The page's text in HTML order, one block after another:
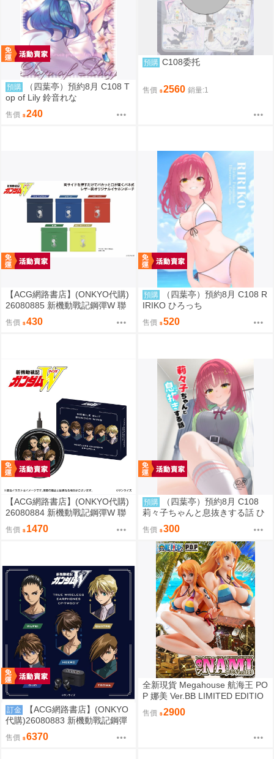
預購
（四葉亭）預約8月 C108 T
op of Lily 鈴音れな
售價 240
預購 C108委托
售價 2560 銷量:1
【ACG網路書店】(ONKYO代購)
26080885 新機動戰記鋼彈W 聯
名耳機 收納包
售價 430
預購
（四葉亭）預約8月 C108 R
IRIKO ひろっち
售價 520
【ACG網路書店】(ONKYO代購)
26080884 新機動戰記鋼彈W 聯
名耳機 專屬充電器
售價 1470
預購
（四葉亭）預約8月 C108
莉々子ちゃんと息抜きする話 ひ
ろっち
售價 300
訂金
【ACG網路書店】(ONKYO
代購)26080883 新機動戰記鋼彈
W 聯名耳機 CP-TWS01F
售價 6370
全新現貨 Megahouse 航海王 PO
P 娜美 Ver.BB LIMITED EDITIO
N PVC
售價 2900